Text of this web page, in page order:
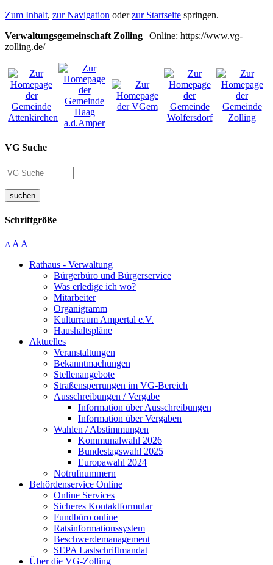
Zum Inhalt, zur Navigation oderzur Startseite springen.
Verwaltungsgemeinschaft Zolling | Online: https://www.vg-
zolling.de/
VG Suche
suchen
Schriftgröße
A A A
Rathaus - Verwaltung
Bürgerbüro und Bürgerservice
Was erledige ich wo?
Mitarbeiter
Organigramm
Kulturraum Ampertal e.V.
Haushaltspläne
Aktuelles
Veranstaltungen
Bekanntmachungen
Stellenangebote
Straßensperrungen im VG-Bereich
Ausschreibungen / Vergabe
Information über Ausschreibungen
Information über Vergaben
Wahlen / Abstimmungen
Kommunalwahl 2026
Bundestagswahl 2025
Europawahl 2024
Notrufnummern
Behördenservice Online
Online Services
Sicheres Kontaktformular
Fundbüro online
Ratsinformationssystem
Beschwerdemanagement
SEPA Lastschriftmandat
Über die VG-Zolling